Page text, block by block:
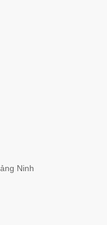
Ninh